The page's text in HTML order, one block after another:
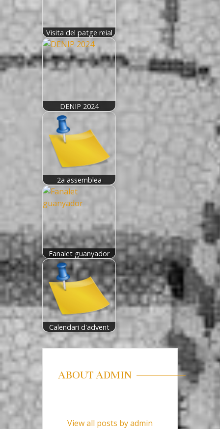
Visita del patge reial
DENIP 2024
2a assemblea
Fanalet guanyador
Calendari d'advent
ABOUT ADMIN
View all posts by admin